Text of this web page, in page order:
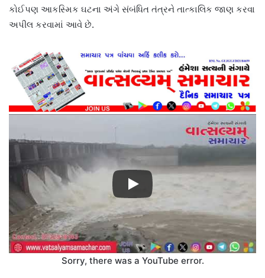
કોઈપણ આકસ્મિક ઘટના અંગે સંબંધિત તંત્રને તાત્કાલિક જાણ કરવા
અપીલ કરવામાં આવે છે.
Sorry, there was a YouTube error.